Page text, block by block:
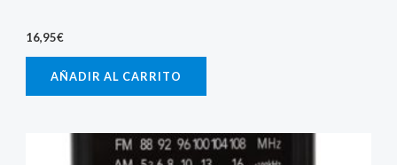
16,95€
AÑADIR AL CARRITO